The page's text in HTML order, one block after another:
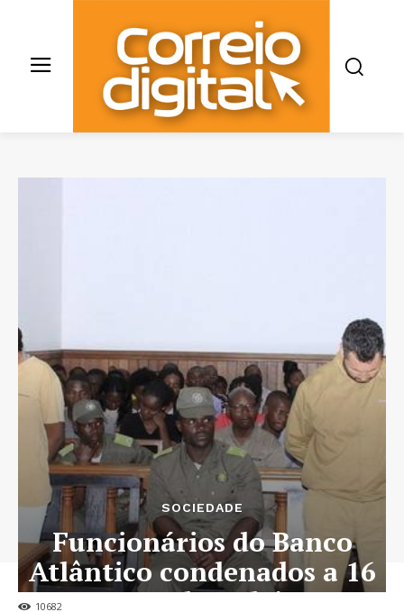
10682
SOCIEDADE
Funcionários do Banco
Atlântico condenados a 16
anos de cadeia